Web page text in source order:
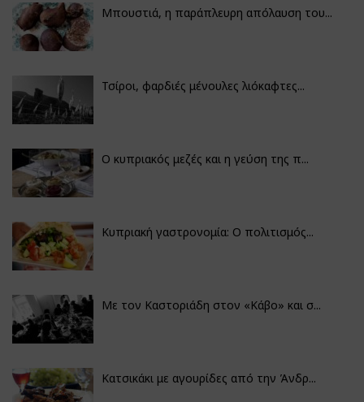
Μπουστιά, η παράπλευρη απόλαυση του...
Τσίροι, φαρδιές μένουλες λιόκαφτες...
Ο κυπριακός μεζές και η γεύση της π...
Κυπριακή γαστρονομία: Ο πολιτισμός...
Με τον Καστοριάδη στον «Κάβο» και σ...
Κατσικάκι με αγουρίδες από την Άνδρ...